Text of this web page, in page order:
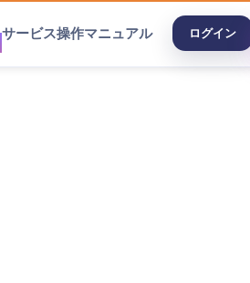
サービス操作マニュアル ログイン